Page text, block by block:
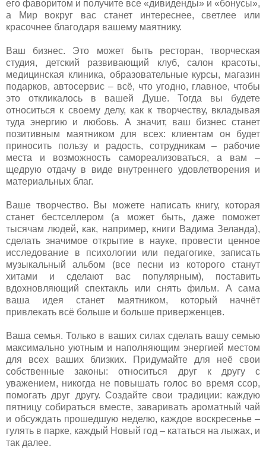
его фаворитом и получите все «дивиденды» и «бонусы»,
а Мир вокруг вас станет интереснее, светлее или
красочнее благодаря вашему маятнику.
Ваш бизнес. Это может быть ресторан, творческая
студия, детский развивающий клуб, салон красоты,
медицинская клиника, образовательные курсы, магазин
подарков, автосервис – всё, что угодно, главное, чтобы
это откликалось в вашей Душе. Тогда вы будете
относиться к своему делу, как к творчеству, вкладывая
туда энергию и любовь. А значит, ваш бизнес станет
позитивным маятником для всех: клиентам он будет
приносить пользу и радость, сотрудникам – рабочие
места и возможность самореализоваться, а вам –
щедрую отдачу в виде внутреннего удовлетворения и
материальных благ.
Ваше творчество. Вы можете написать книгу, которая
станет бестселлером (а может быть, даже поможет
тысячам людей, как, например, книги Вадима Зеланда),
сделать значимое открытие в науке, провести ценное
исследование в психологии или педагогике, записать
музыкальный альбом (все песни из которого станут
хитами и сделают вас популярным), поставить
вдохновляющий спектакль или снять фильм. А сама
ваша идея станет маятником, который начнёт
привлекать всё больше и больше приверженцев.
Ваша семья. Только в ваших силах сделать вашу семью
максимально уютным и наполняющим энергией местом
для всех ваших близких. Придумайте для неё свои
собственные законы: относиться друг к другу с
уважением, никогда не повышать голос во время ссор,
помогать друг другу. Создайте свои традиции: каждую
пятницу собираться вместе, заваривать ароматный чай
и обсуждать прошедшую неделю, каждое воскресенье –
гулять в парке, каждый Новый год – кататься на лыжах, и
так далее.